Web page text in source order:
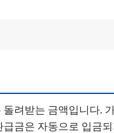
려받는 금액입니다.
금은 자동으로 입금되